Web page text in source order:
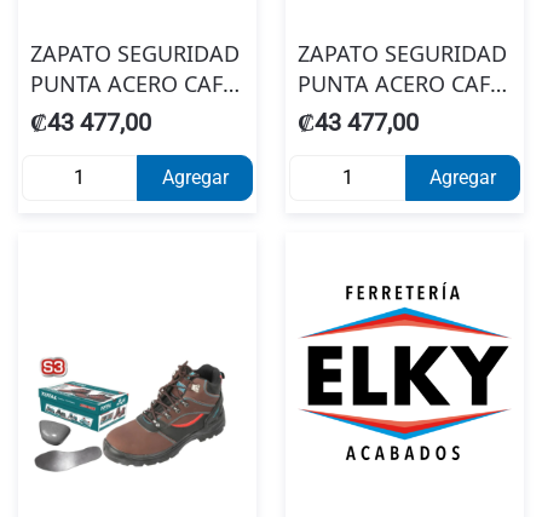
ZAPATO SEGURIDAD
PUNTA ACERO CAFE
TOTAL TSP227S3-44
₡43 477,00
Agregar
ZAPATO SEGURIDAD
PUNTA ACERO CAFE
TOTAL TSP227S3-43
₡43 477,00
Agregar